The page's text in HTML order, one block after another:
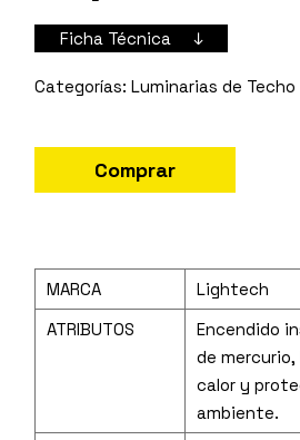
Ficha Técnica ↓
Luminarias de Techo
Comprar
MARCA
Lightech
ATRIBUTOS
Encendido
de
calor y
ambiente.